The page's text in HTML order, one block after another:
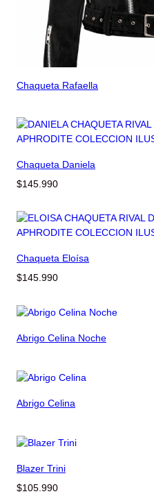
Chaqueta Rafaella
Chaqueta Daniela
$145.990
Chaqueta Eloísa
$145.990
Abrigo Celina Noche
Abrigo Celina
Blazer Trini
$105.990